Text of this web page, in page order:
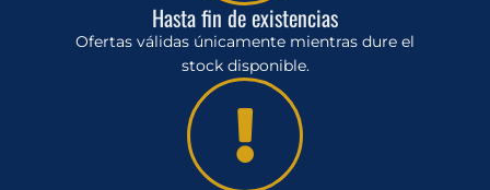
Hasta fin de existencias
Ofertas válidas únicamente mientras dure el
stock disponible.